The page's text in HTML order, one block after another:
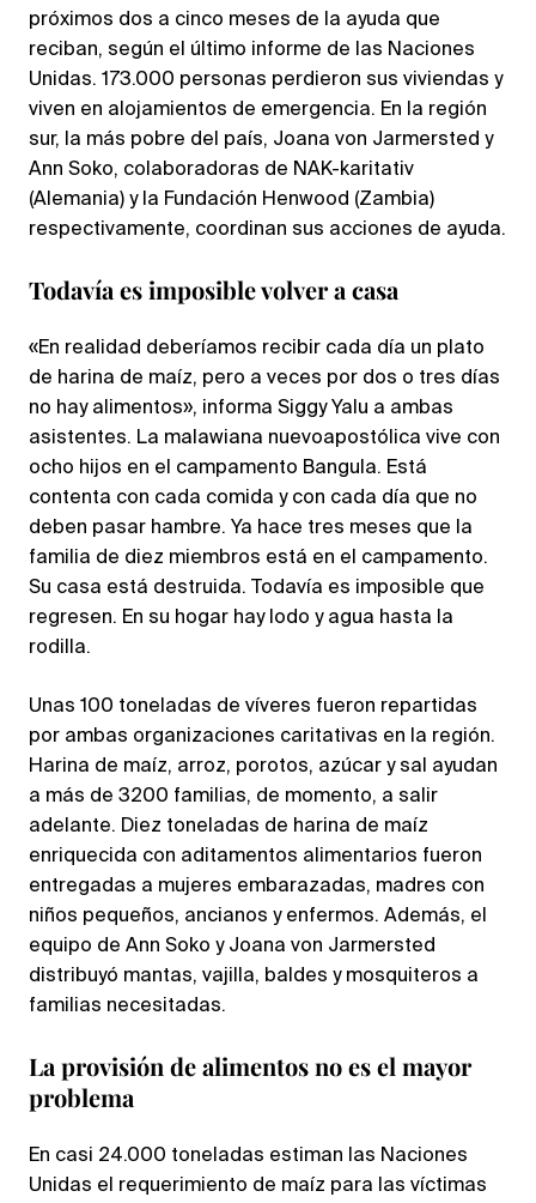
próximos dos a cinco meses de la ayuda que
reciban, según el último informe de las Naciones
Unidas. 173.000 personas perdieron sus viviendas y
viven en alojamientos de emergencia. En la región
sur, la más pobre del país, Joana von Jarmersted y
Ann Soko, colaboradoras de NAK-karitativ
(Alemania) y la Fundación Henwood (Zambia)
respectivamente, coordinan sus acciones de ayuda.
Todavía es imposible volver a casa
«En realidad deberíamos recibir cada día un plato
de harina de maíz, pero a veces por dos o tres días
no hay alimentos», informa Siggy Yalu a ambas
asistentes. La malawiana nuevoapostólica vive con
ocho hijos en el campamento Bangula. Está
contenta con cada comida y con cada día que no
deben pasar hambre. Ya hace tres meses que la
familia de diez miembros está en el campamento.
Su casa está destruida. Todavía es imposible que
regresen. En su hogar hay lodo y agua hasta la
rodilla.
Unas 100 toneladas de víveres fueron repartidas
por ambas organizaciones caritativas en la región.
Harina de maíz, arroz, porotos, azúcar y sal ayudan
a más de 3200 familias, de momento, a salir
adelante. Diez toneladas de harina de maíz
enriquecida con aditamentos alimentarios fueron
entregadas a mujeres embarazadas, madres con
niños pequeños, ancianos y enfermos. Además, el
equipo de Ann Soko y Joana von Jarmersted
distribuyó mantas, vajilla, baldes y mosquiteros a
familias necesitadas.
La provisión de alimentos no es el mayor
problema
En casi 24.000 toneladas estiman las Naciones
Unidas el requerimiento de maíz para las víctimas